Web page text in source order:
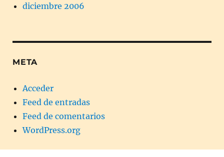
diciembre 2006
META
Acceder
Feed de entradas
Feed de comentarios
WordPress.org